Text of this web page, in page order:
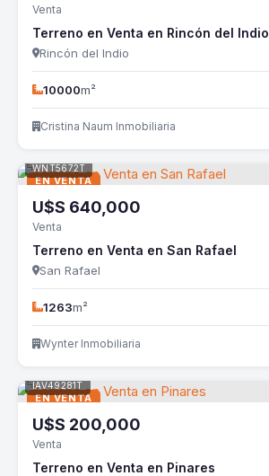
Venta
Terreno en Venta en Rincón del Indio
Rincón del Indio
10000m²
Cristina Naum Inmobiliaria
EN VENTA
WNT5672T
U$S 640,000
Venta
Terreno en Venta en San Rafael
San Rafael
1263m²
Wynter Inmobiliaria
EN VENTA
IAV49281T
U$S 200,000
Venta
Terreno en Venta en Pinares